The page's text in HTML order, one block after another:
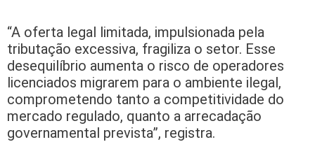
“A oferta legal limitada, impulsionada pela
tributação excessiva, fragiliza o setor. Esse
desequilíbrio aumenta o risco de operadores
licenciados migrarem para o ambiente ilegal,
comprometendo tanto a competitividade do
mercado regulado, quanto a arrecadação
governamental prevista”, registra.